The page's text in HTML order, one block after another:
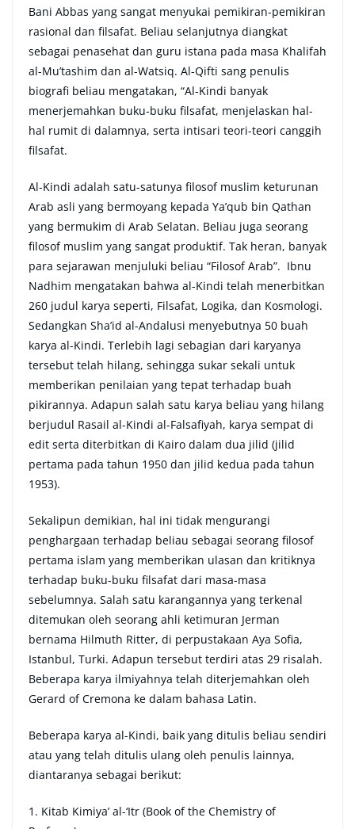
Bani Abbas yang sangat menyukai pemikiran-pemikiran
rasional dan filsafat. Beliau selanjutnya diangkat
sebagai penasehat dan guru istana pada masa Khalifah
al-Mu’tashim dan al-Watsiq. Al-Qifti sang penulis
biografi beliau mengatakan, “Al-Kindi banyak
menerjemahkan buku-buku filsafat, menjelaskan hal-
hal rumit di dalamnya, serta intisari teori-teori canggih
filsafat.
Al-Kindi adalah satu-satunya filosof muslim keturunan
Arab asli yang bermoyang kepada Ya’qub bin Qathan
yang bermukim di Arab Selatan. Beliau juga seorang
filosof muslim yang sangat produktif. Tak heran, banyak
para sejarawan menjuluki beliau “Filosof Arab”. Ibnu
Nadhim mengatakan bahwa al-Kindi telah menerbitkan
260 judul karya seperti, Filsafat, Logika, dan Kosmologi.
Sedangkan Sha’id al-Andalusi menyebutnya 50 buah
karya al-Kindi. Terlebih lagi sebagian dari karyanya
tersebut telah hilang, sehingga sukar sekali untuk
memberikan penilaian yang tepat terhadap buah
pikirannya. Adapun salah satu karya beliau yang hilang
berjudul Rasail al-Kindi al-Falsafiyah, karya sempat di
edit serta diterbitkan di Kairo dalam dua jilid (jilid
pertama pada tahun 1950 dan jilid kedua pada tahun
1953).
Sekalipun demikian, hal ini tidak mengurangi
penghargaan terhadap beliau sebagai seorang filosof
pertama islam yang memberikan ulasan dan kritiknya
terhadap buku-buku filsafat dari masa-masa
sebelumnya. Salah satu karangannya yang terkenal
ditemukan oleh seorang ahli ketimuran Jerman
bernama Hilmuth Ritter, di perpustakaan Aya Sofia,
Istanbul, Turki. Adapun tersebut terdiri atas 29 risalah.
Beberapa karya ilmiyahnya telah diterjemahkan oleh
Gerard of Cremona ke dalam bahasa Latin.
Beberapa karya al-Kindi, baik yang ditulis beliau sendiri
atau yang telah ditulis ulang oleh penulis lainnya,
diantaranya sebagai berikut:
1. Kitab Kimiya’ al-‘Itr (Book of the Chemistry of